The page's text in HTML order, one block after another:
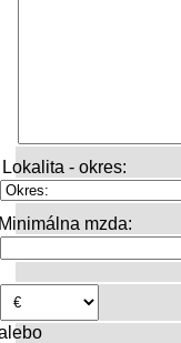
Lokalita - okres:
mzda: